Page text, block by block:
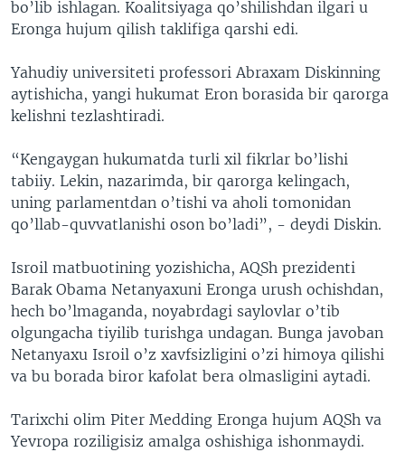
bo’lib ishlagan. Koalitsiyaga qo’shilishdan ilgari u
Eronga hujum qilish taklifiga qarshi edi.
Yahudiy universiteti professori Abraxam Diskinning
aytishicha, yangi hukumat Eron borasida bir qarorga
kelishni tezlashtiradi.
“Kengaygan hukumatda turli xil fikrlar bo’lishi
tabiiy. Lekin, nazarimda, bir qarorga kelingach,
uning parlamentdan o’tishi va aholi tomonidan
qo’llab-quvvatlanishi oson bo’ladi”, - deydi Diskin.
Isroil matbuotining yozishicha, AQSh prezidenti
Barak Obama Netanyaxuni Eronga urush ochishdan,
hech bo’lmaganda, noyabrdagi saylovlar o’tib
olgungacha tiyilib turishga undagan. Bunga javoban
Netanyaxu Isroil o’z xavfsizligini o’zi himoya qilishi
va bu borada biror kafolat bera olmasligini aytadi.
Tarixchi olim Piter Medding Eronga hujum AQSh va
Yevropa roziligisiz amalga oshishiga ishonmaydi.